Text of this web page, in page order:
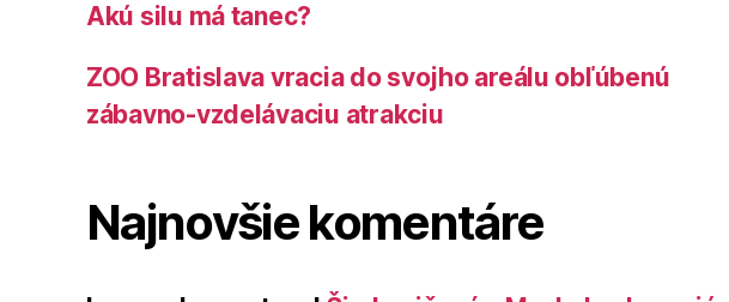
Akú silu má tanec?
ZOO Bratislava vracia do svojho areálu obľúbenú
zábavno-vzdelávaciu atrakciu
Najnovšie komentáre